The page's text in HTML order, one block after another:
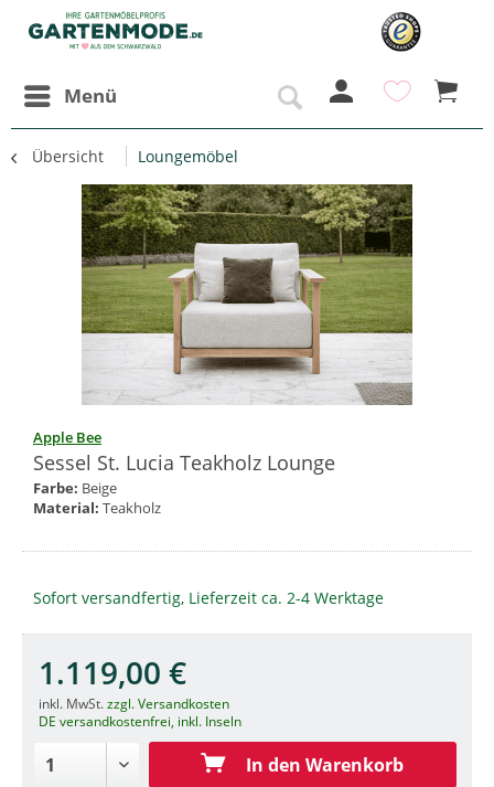
Menü
Übersicht Loungemöbel
Apple Bee
Sessel St. Lucia Teakholz Lounge
Farbe: Beige
Material: Teakholz
Sofort versandfertig, Lieferzeit ca. 2-4 Werktage
1.119,00 €
inkl. MwSt.zzgl. Versandkosten
DE versandkostenfrei, inkl. Inseln
In den Warenkorb